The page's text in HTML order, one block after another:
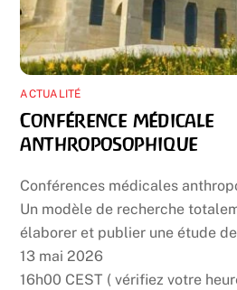
ACTUALITÉ
Conférence médicale
anthroposophique
Conférences médicales
Un modèle de recherche
élaborer et publier une étude
13 mai 2026
16h00 CEST ( vérifiez votre